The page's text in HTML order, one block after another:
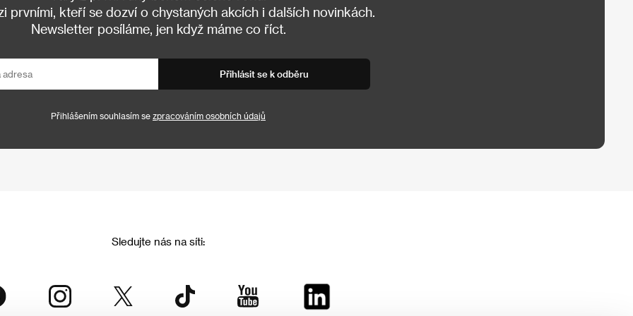
prvními, kteří se dozví o chystaných akcích i dalších novinkách.
Newsletter posíláme, jen když máme co říct.
Přihlásit se k odběru
Přihlášením souhlasím se zpracováním osobních údajů
Sledujte nás na síti: